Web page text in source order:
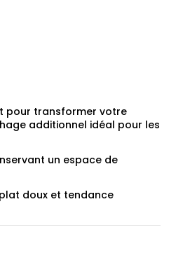
pour transformer votre
additionnel idéal pour les
un espace de
doux et tendance